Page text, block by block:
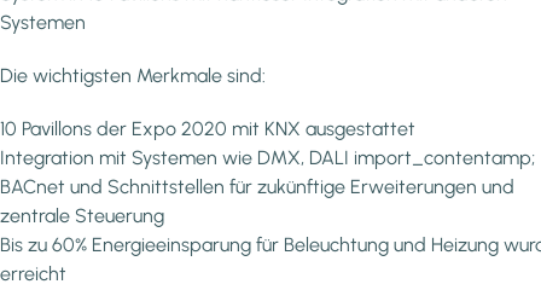
Systemen
Die wichtigsten Merkmale sind:
10 Pavillons der Expo 2020 mit KNX ausgestattet
Integration mit Systemen wie DMX, DALI import_contentamp;
BACnet und Schnittstellen für zukünftige Erweiterungen und
zentrale Steuerung
Bis zu 60% Energieeinsparung für Beleuchtung und Heizung
erreicht